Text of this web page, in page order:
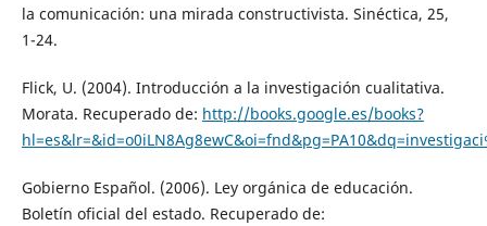
la comunicación: una mirada constructivista. Sinéctica, 25,
1-24.
Flick, U. (2004). Introducción a la investigación cualitativa.
Morata. Recuperado de: http://books.google.es/books?
Gobierno Español. (2006). Ley orgánica de educación.
Boletín oficial del estado. Recuperado de: